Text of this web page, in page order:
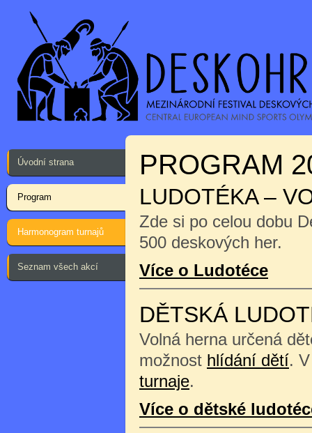
Úvodní strana
Program
Harmonogram turnajů
Seznam všech akcí
PROGRAM
LUDOTÉKA –
Zde si po celou dobu
500 deskových her.
Více o Ludotéce
DĚTSKÁ
Volná herna určená
možnost hlídání dětí.
turnaje.
Více o dětské